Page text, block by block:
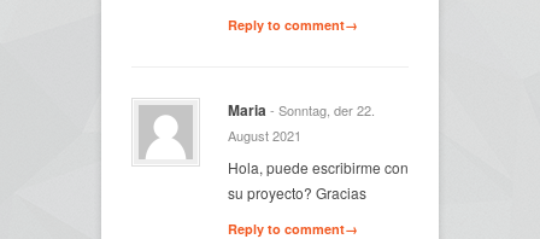
Reply to comment→
Maria- Sonntag, der 22.
August 2021
Hola, puede escribirme con
su proyecto? Gracias
Reply to comment→